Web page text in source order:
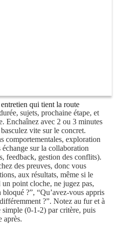
entretien qui tient la route
sujets, prochaine étape, et
Enchaînez avec 2 ou 3 minutes
vite sur le concret.
comportementales, exploration
sur la collaboration
feedback, gestion des conflits).
des preuves, donc vous
aux résultats, même si le
point cloche, ne jugez pas,
?”, “Qu’avez-vous appris
?”. Notez au fur et à
simple (0-1-2) par critère, puis
après.